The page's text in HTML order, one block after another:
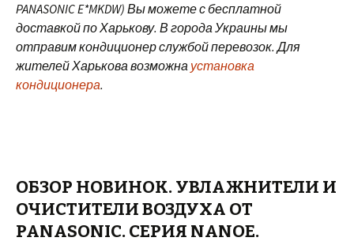
PANASONIC E*MKDW) Вы можете с бесплатной
доставкой по Харькову. В города Украины мы
отправим кондиционер службой перевозок. Для
жителей Харькова возможна установка
кондиционера.
ОБЗОР НОВИНОК. УВЛАЖНИТЕЛИ И
ОЧИСТИТЕЛИ ВОЗДУХА ОТ
PANASONIC. СЕРИЯ NANOE.